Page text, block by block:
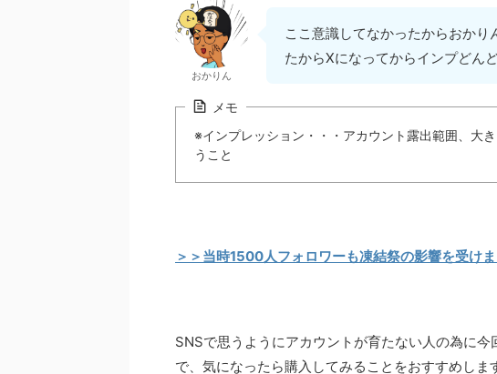
おかりん
ここ意識してなかったからおか
たからXになってからインプどん
メモ
※インプレッション・・・アカウント露出範囲、大
うこと
＞＞当時1500人フォロワーも凍結祭の影響を受けま
SNSで思うようにアカウントが育たない人の為に
で、気になったら購入してみることをおすすめしま